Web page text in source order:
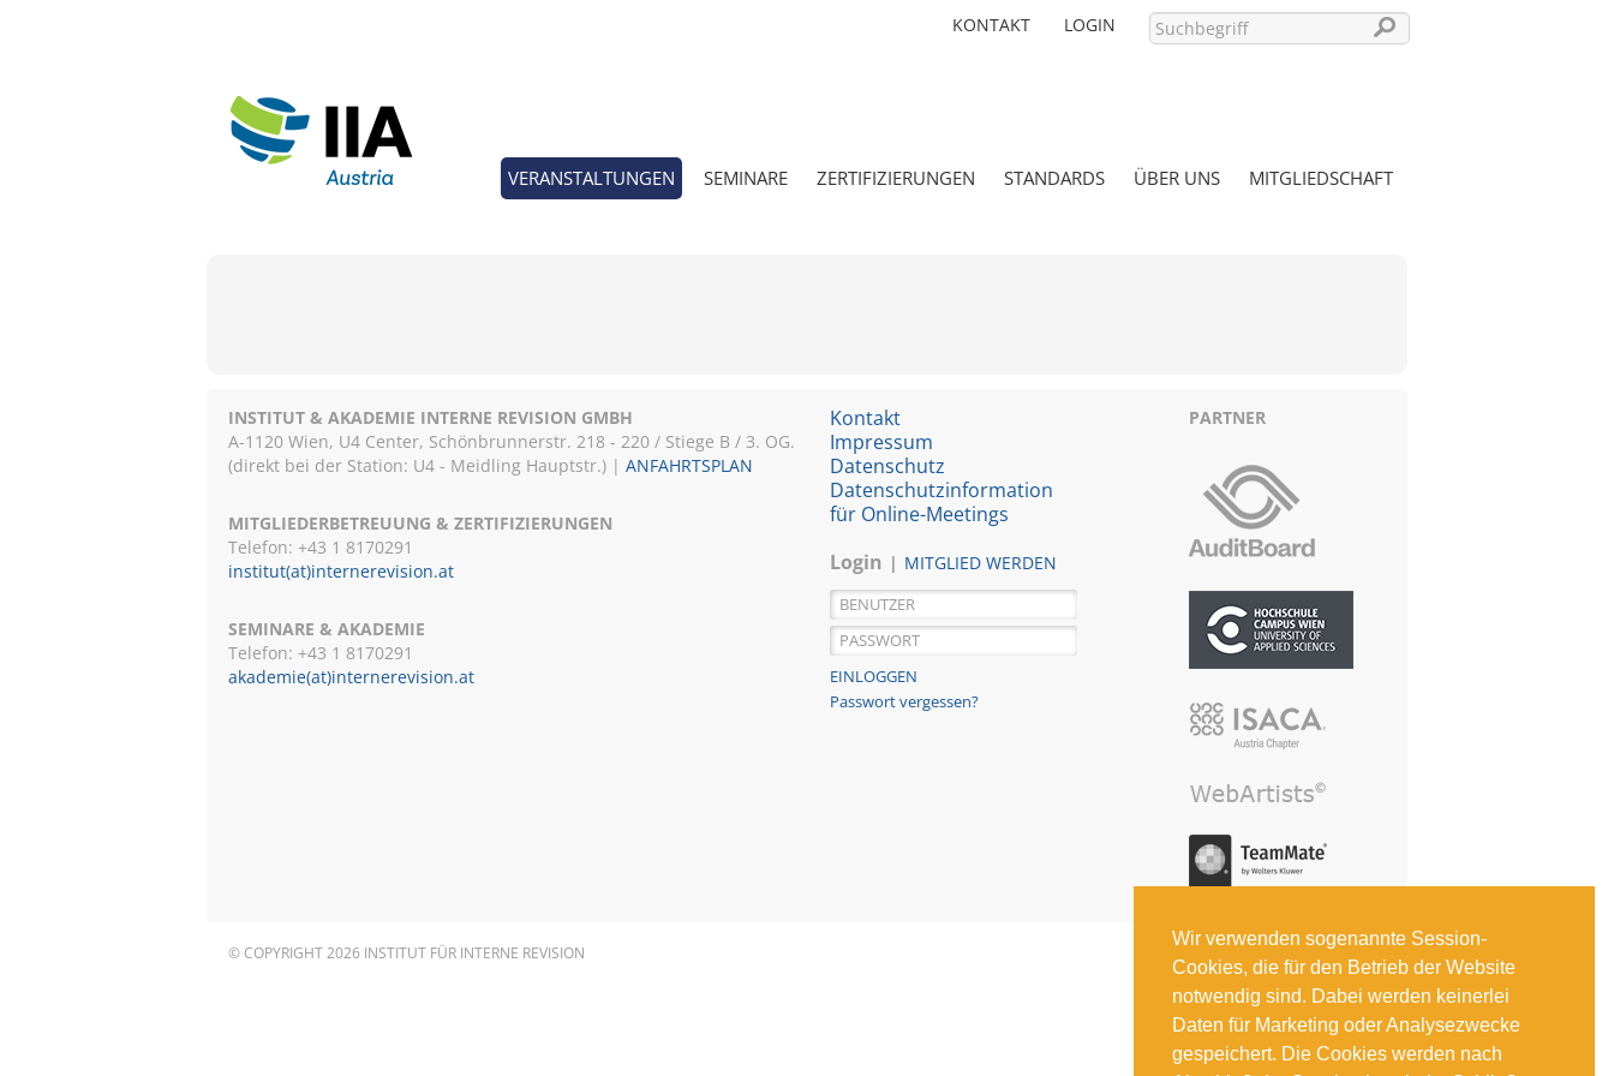
Wir verwenden sogenannte Session-
Cookies, die für den Betrieb der Website
notwendig sind. Dabei werden keinerlei
Daten für Marketing oder Analysezwecke
gespeichert. Die Cookies werden nach
KONTAKT LOGIN
PASSWORT VERGESSEN?
VERANSTALTUNGEN SEMINARE ZERTIFIZIERUNGEN STANDARDS ÜBER UNS MITGLIEDSCHAFT
INSTITUT & AKADEMIE INTERNE REVISION GMBH
A-1120 Wien, U4 Center, Schönbrunnerstr. 218 - 220 / Stiege B / 3. OG.
(direkt bei der Station: U4 - Meidling Hauptstr.) | ANFAHRTSPLAN
MITGLIEDERBETREUUNG & ZERTIFIZIERUNGEN
Telefon: +43 1 8170291
institut(at)internerevision.at
SEMINARE & AKADEMIE
Telefon: +43 1 8170291
akademie(at)internerevision.at
Kontakt
Impressum
Datenschutz
Datenschutzinformation
für Online-Meetings
Login
MITGLIED WERDEN
Passwort vergessen?
PARTNER
© COPYRIGHT 2026 INSTITUT FÜR INTERNE REVISION